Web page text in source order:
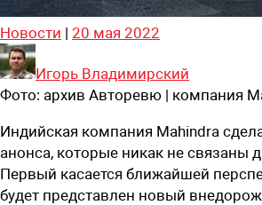
Новости | 20 мая 2022
Игорь Владимирский
Фото: архив Авторевю | компания
Индийская компания Mahindra
анонса, которые никак не связаны
Первый касается ближайшей
будет представлен новый